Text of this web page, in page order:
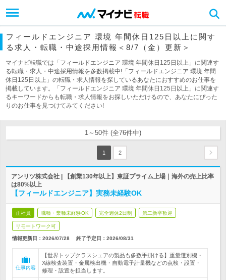
フィールドエンジニア 環境 年間休日125日以上に関す
る求人・転職・中途採用情報＜8/7（金）更新＞
マイナビ転職では「フィールドエンジニア 環境 年間休日125日以上」に関連す
る転職・求人・中途採用情報を多数掲載中!「フィールドエンジニア 環境 年間
休日125日以上」の転職・求人情報を探しているあなたにおすすめのお仕事を
掲載しています。「フィールドエンジニア 環境 年間休日125日以上」に関連す
るキーワードからも転職・求人情報をお探しいただけるので、あなたにぴった
りのお仕事を見つけてみてください!
1～50件 (全76件中)
1 2
アンリツ株式会社 | 【創業130年以上】東証プライム上場｜海外の売上比率
は80%以上
【フィールドエンジニア】実務未経験OK
正社員 職種・業種未経験OK 完全週休2日制 第二新卒歓迎
リモートワーク可
情報更新日：2026/07/28 終了予定日： 2026/08/31
仕事内容
【世界トップクラスシェアの製品も多数手掛ける】重量選別機・
X線検査装置・金属検出機・自動電子計量機などの点検・設置・
修理・設置を担当します。